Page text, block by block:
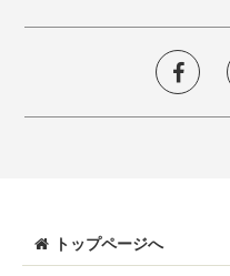
トップページへ